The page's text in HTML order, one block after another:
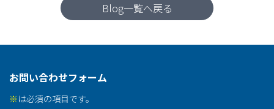
Blog一覧へ戻る
お問い合わせフォーム
※ は必須の項目です。